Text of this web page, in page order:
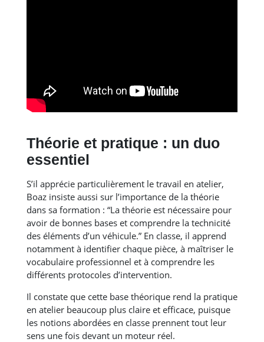
Théorie et pratique : un duo
essentiel
S’il apprécie particulièrement le travail en atelier,
Boaz insiste aussi sur l’importance de la théorie
dans sa formation : “La théorie est nécessaire pour
avoir de bonnes bases et comprendre la technicité
des éléments d’un véhicule.” En classe, il apprend
notamment à identifier chaque pièce, à maîtriser le
vocabulaire professionnel et à comprendre les
différents protocoles d’intervention.
Il constate que cette base théorique rend la pratique
en atelier beaucoup plus claire et efficace, puisque
les notions abordées en classe prennent tout leur
sens une fois devant un moteur réel.